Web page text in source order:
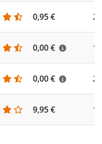
0,95 €
0,00 €
0,00 €
9,95 €